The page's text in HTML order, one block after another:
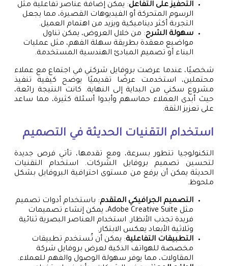
التحفيز على التفاعل: يمكن إضافة عناصر تفاعلية مثل
الرسوم المتحركة أو الفيديوهات القصيرة، مما يجعل
التجربة أكثر ديناميكية ويزيد من اهتمام العميل.
سهولة الشرح: من خلال العروض، يمكن تناول
مواضيع معقدة بطريقة سهلة الفهم، مثل عمليات
البناء أو تصميم المبادئ الهندسية المستخدمة.
شخصيًا، عندما عرضت بروفايل شركتي في اجتماع مع عملاء
محتملين، استخدمت عرضًا تقديميًا يوضح كيفية تنفيذ
مشروع سكني من البداية إلى النهاية. كانت النتيجة رائعة،
حيث أبدى العملاء حماسهم وأبدوا أسئلة كثيرة، مما ساعد
على تعزيز الثقة.
استخدام التقنيات الحديثة في التصميم
التكنولوجيا تتطور بسرعة، ومع تقدمها، تأتي فرص جديدة
لتحسين تصميم بروفايل الشركات. استخدام التقنيات
الحديثة يمكن أن يرفع من مستوى احترافية البروفايل بشكل
ملحوظ.
التصميم الجرافيكي المتقدم: باستخدام أدوات تصميم
مثل Adobe Creative Suite، يمكن إنشاء تصميمات
فريدة تجذب الأنظار. استخدام العناصر البصرية ثنائية
وثلاثية الأبعاد يعكس الابتكار.
التطبيقات التفاعلية: يمكن أن تُستخدم تطبيقات
مخصصة للهواتف الذكية لعرض بروفايل شركة
المقاولات، مما يوفر سهولة الوصول والفهم للعملاء.